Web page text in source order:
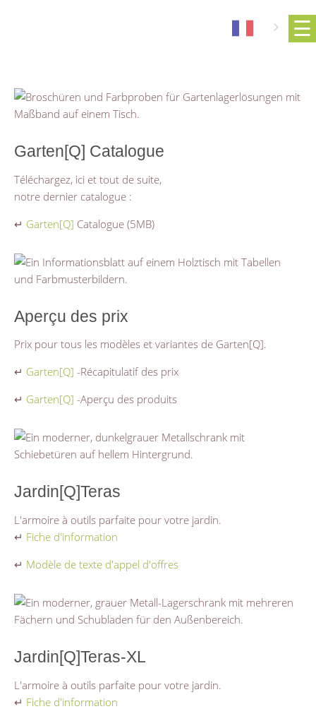
Garten[Q] Catalogue
Téléchargez, ici et tout de suite,
notre dernier catalogue :
↵ Garten[Q] Catalogue (5MB)
Aperçu des prix
Prix pour tous les modèles et variantes de Garten[Q].
↵ Garten[Q] -Récapitulatif des prix
↵ Garten[Q] -Aperçu des produits
Jardin[Q]Teras
L'armoire à outils parfaite pour votre jardin.
↵ Fiche d'information
↵ Modèle de texte d'appel d'offres
Jardin[Q]Teras-XL
L'armoire à outils parfaite pour votre jardin.
↵ Fiche d'information